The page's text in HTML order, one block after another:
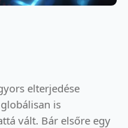
elterjedése
is
vált. Bár elsőre egy